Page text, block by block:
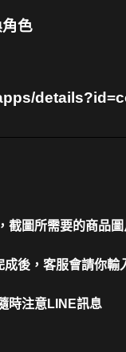
色
截圖所需要的商品
後，客服會請你輸
時注意LINE訊息